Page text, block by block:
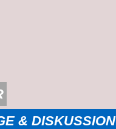
& DISKUSSION